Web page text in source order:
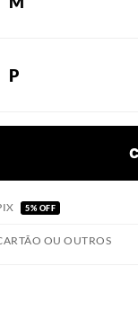
P
5% OFF
OU OUTROS